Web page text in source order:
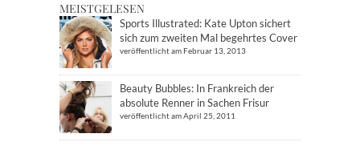
MEISTGELESEN
Sports Illustrated: Kate Upton sichert
sich zum zweiten Mal begehrtes Cover
veröffentlicht am Februar 13, 2013
Beauty Bubbles: In Frankreich der
absolute Renner in Sachen Frisur
veröffentlicht am April 25, 2011